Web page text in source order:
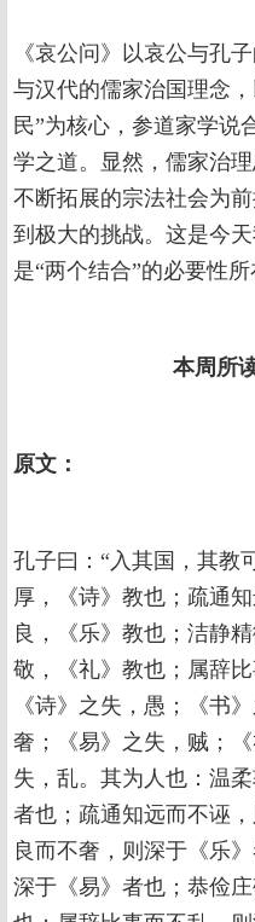
《哀公问》以哀公与孔
与汉代的儒家治国理念
民”为核心，参道家学说
学之道。显然，儒家治
不断拓展的宗法社会为
到极大的挑战。这是今
是“两个结合”的必要性所
本周所
原文：
孔子曰：“入其国，其教
厚，《诗》教也；疏通
良，《乐》教也；洁静
敬，《礼》教也；属辞
《诗》之失，愚；《书
奢；《易》之失，贼；
失，乱。其为人也：温
者也；疏通知远而不诬
良而不奢，则深于《乐
深于《易》者也；恭俭